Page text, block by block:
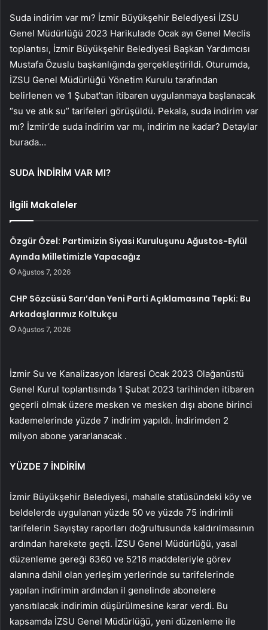
Suda indirim var mı? İzmir Büyükşehir Belediyesi İZSU
Genel Müdürlüğü 2023 Harikulade Ocak ayı Genel Meclis
toplantısı, İzmir Büyükşehir Belediyesi Başkan Yardımcısı
Mustafa Özuslu başkanlığında gerçekleştirildi. Oturumda,
İZSU Genel Müdürlüğü Yönetim Kurulu tarafından
belirlenen ve 1 Şubat’tan itibaren uygulanmaya başlanacak
“su ve atık su” tarifeleri görüşüldü. Pekala, suda indirim var
mı? İzmir’de suda indirim var mı, indirim ne kadar? Detaylar
burada…
SUDA İNDİRİM VAR MI?
İlgili Makaleler
Özgür Özel: Partimizin Siyasi Kuruluşunu Ağustos-Eylül
Ayında Milletimizle Yapacağız
Ağustos 7, 2026
CHP Sözcüsü Sarı’dan Yeni Parti Açıklamasına Tepki: Bu
Arkadaşlarımız Koltukçu
Ağustos 7, 2026
İzmir Su ve Kanalizasyon İdaresi Ocak 2023 Olağanüstü
Genel Kurul toplantısında 1 Şubat 2023 tarihinden itibaren
geçerli olmak üzere mesken ve mesken dışı abone birinci
kademelerinde yüzde 7 indirim yapıldı. İndirimden 2
milyon abone yararlanacak .
YÜZDE 7 İNDİRİM
İzmir Büyükşehir Belediyesi, mahalle statüsündeki köy ve
beldelerde uygulanan yüzde 50 ve yüzde 75 indirimli
tarifelerin Sayıştay raporları doğrultusunda kaldırılmasının
ardından harekete geçti. İZSU Genel Müdürlüğü, yasal
düzenleme gereği 6360 ve 5216 maddeleriyle görev
alanına dahil olan yerleşim yerlerinde su tarifelerinde
yapılan indirimin ardından il genelinde abonelere
yansıtılacak indirimin düşürülmesine karar verdi. Bu
kapsamda İZSU Genel Müdürlüğü, yeni düzenleme ile